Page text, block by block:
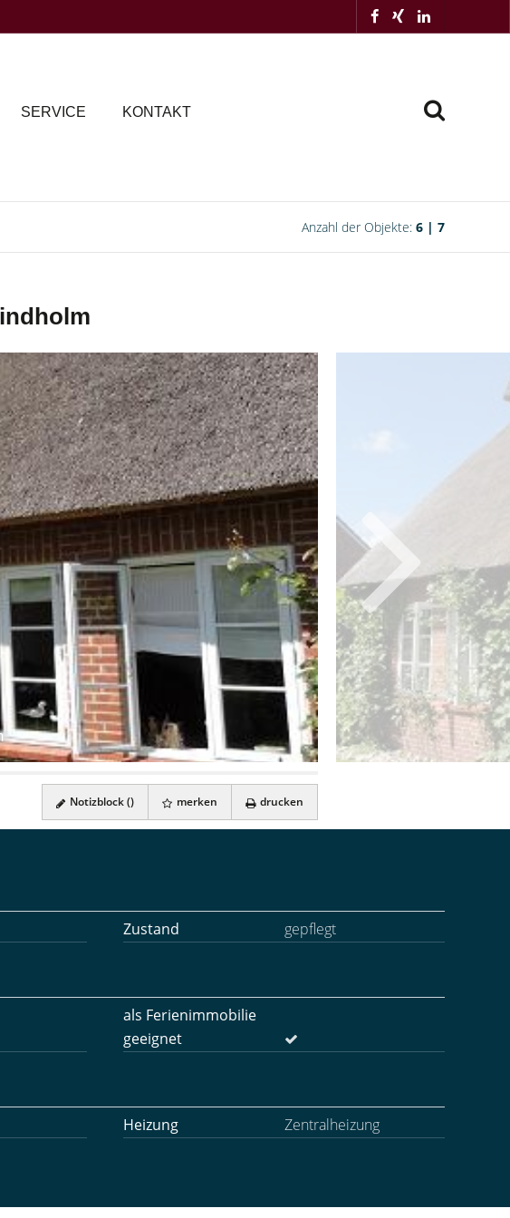
SERVICE KONTAKT
Anzahl der Objekte: 6 | 7
Notizblock () merken drucken
Zustand gepflegt
als Ferienimmobilie
geeignet
Heizung Zentralheizung